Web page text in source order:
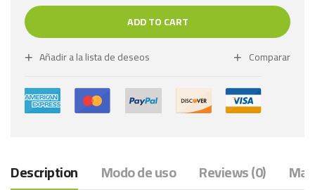
ADD TO CART
Añadir a la lista de deseos
Comparar
Description Modo de uso Reviews (0)